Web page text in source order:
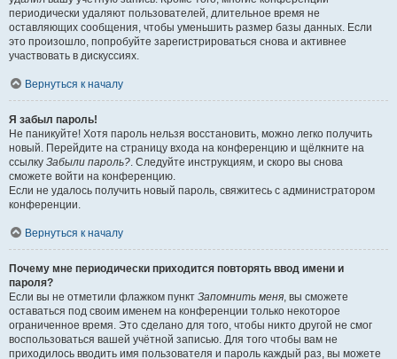
периодически удаляют пользователей, длительное время не
оставляющих сообщения, чтобы уменьшить размер базы данных. Если
это произошло, попробуйте зарегистрироваться снова и активнее
участвовать в дискуссиях.
Вернуться к началу
Я забыл пароль!
Не паникуйте! Хотя пароль нельзя восстановить, можно легко получить
новый. Перейдите на страницу входа на конференцию и щёлкните на
ссылку Забыли пароль?. Следуйте инструкциям, и скоро вы снова
сможете войти на конференцию.
Если не удалось получить новый пароль, свяжитесь с администратором
конференции.
Вернуться к началу
Почему мне периодически приходится повторять ввод имени и
пароля?
Если вы не отметили флажком пункт Запомнить меня, вы сможете
оставаться под своим именем на конференции только некоторое
ограниченное время. Это сделано для того, чтобы никто другой не смог
воспользоваться вашей учётной записью. Для того чтобы вам не
приходилось вводить имя пользователя и пароль каждый раз, вы можете